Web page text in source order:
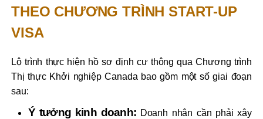
THEO CHƯƠNG TRÌNH START-UP
VISA
Lộ trình thực hiện hồ sơ định cư thông qua Chương trình
Thị thực Khởi nghiệp Canada bao gồm một số giai đoạn
sau:
Ý tưởng kinh doanh:Doanh nhân cần phải xây